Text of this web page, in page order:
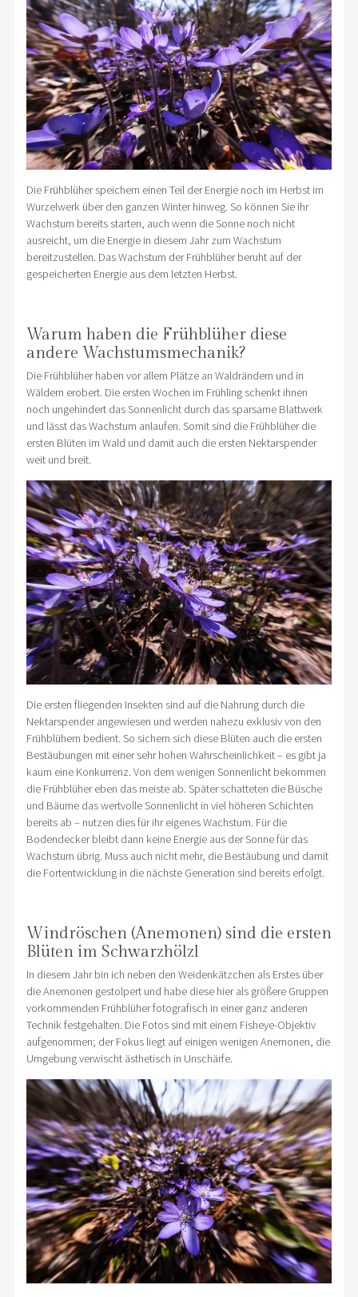
Die Frühblüher speichern einen Teil der Energie noch im Herbst im
Wurzelwerk über den ganzen Winter hinweg. So können Sie ihr
Wachstum bereits starten, auch wenn die Sonne noch nicht
ausreicht, um die Energie in diesem Jahr zum Wachstum
bereitzustellen. Das Wachstum der Frühblüher beruht auf der
gespeicherten Energie aus dem letzten Herbst.
Warum haben die Frühblüher diese
andere Wachstumsmechanik?
Die Frühblüher haben vor allem Plätze an Waldrändern und in
Wäldern erobert. Die ersten Wochen im Frühling schenkt ihnen
noch ungehindert das Sonnenlicht durch das sparsame Blattwerk
und lässt das Wachstum anlaufen. Somit sind die Frühblüher die
ersten Blüten im Wald und damit auch die ersten Nektarspender
weit und breit.
Die ersten fliegenden Insekten sind auf die Nahrung durch die
Nektarspender angewiesen und werden nahezu exklusiv von den
Frühblühern bedient. So sichern sich diese Blüten auch die ersten
Bestäubungen mit einer sehr hohen Wahrscheinlichkeit – es gibt ja
kaum eine Konkurrenz. Von dem wenigen Sonnenlicht bekommen
die Frühblüher eben das meiste ab. Später schatteten die Büsche
und Bäume das wertvolle Sonnenlicht in viel höheren Schichten
bereits ab – nutzen dies für ihr eigenes Wachstum. Für die
Bodendecker bleibt dann keine Energie aus der Sonne für das
Wachstum übrig. Muss auch nicht mehr, die Bestäubung und damit
die Fortentwicklung in die nächste Generation sind bereits erfolgt.
Windröschen (Anemonen) sind die ersten
Blüten im Schwarzhölzl
In diesem Jahr bin ich neben den Weidenkätzchen als Erstes über
die Anemonen gestolpert und habe diese hier als größere Gruppen
vorkommenden Frühblüher fotografisch in einer ganz anderen
Technik festgehalten. Die Fotos sind mit einem Fisheye-Objektiv
aufgenommen; der Fokus liegt auf einigen wenigen Anemonen, die
Umgebung verwischt ästhetisch in Unschärfe.